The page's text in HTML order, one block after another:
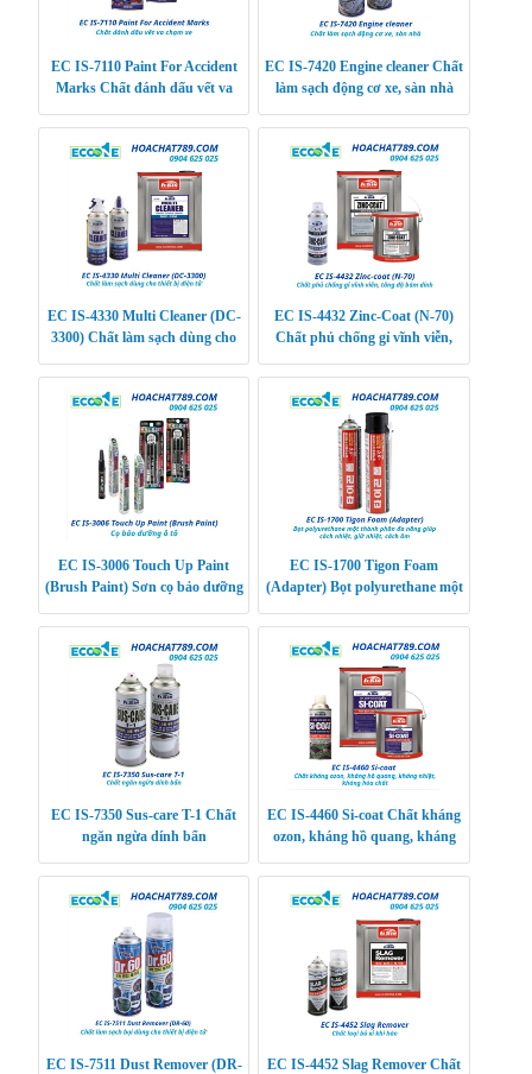
EC IS-7110 Paint For Accident
Marks Chất đánh dấu vết va
EC IS-7420 Engine cleaner Chất
làm sạch động cơ xe, sàn nhà
EC IS-4330 Multi Cleaner (DC-
3300) Chất làm sạch dùng cho
EC IS-4432 Zinc-Coat (N-70)
Chất phủ chống gỉ vĩnh viễn,
EC IS-3006 Touch Up Paint
(Brush Paint) Sơn cọ bảo dưỡng
EC IS-1700 Tigon Foam
(Adapter) Bọt polyurethane một
nhiệt, giữ nhiệt,
EC IS-7350 Sus-care T-1 Chất
ngăn ngừa dính bẩn
EC IS-4460 Si-coat Chất kháng
ozon, kháng hồ quang, kháng
EC IS-7511 Dust Remover (DR-
EC IS-4452 Slag Remover Chất